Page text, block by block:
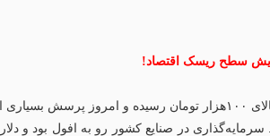
سطح ریسک اقتصاد!
در صنایع کشور رو به افول بود و